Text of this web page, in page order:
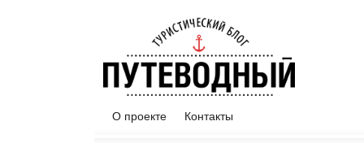
О проекте Контакты